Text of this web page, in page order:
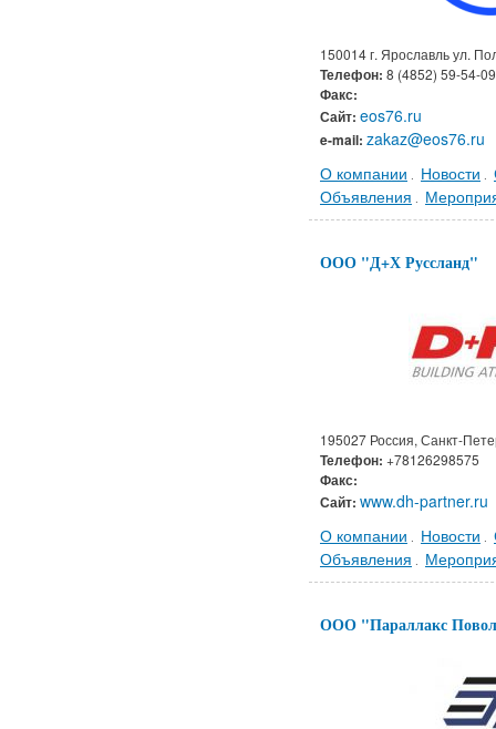
150014 г. Ярославль ул.
Телефон: 8 (4852) 59-54-09
Факс:
Сайт: eos76.ru
e-mail: zakaz@eos76.ru
О компании . Новости .
Объявления .
ООО "Д+Х Руссланд"
195027 Россия, Санкт-
Телефон: +78126298575
Факс:
Сайт: www.dh-partner.ru
О компании . Новости .
Объявления .
ООО "Параллакс